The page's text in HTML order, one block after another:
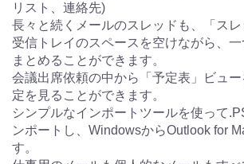
リスト、連絡先)
長々と続くメールのスレッドも、「スレ
受信トレイのスペースを空けながら、
まとめることができます。
会議出席依頼の中から「予定表」ビュ
定を見ることができます。
シンプルなインポートツールを使って
ンポートし、WindowsからOutlook for
す。